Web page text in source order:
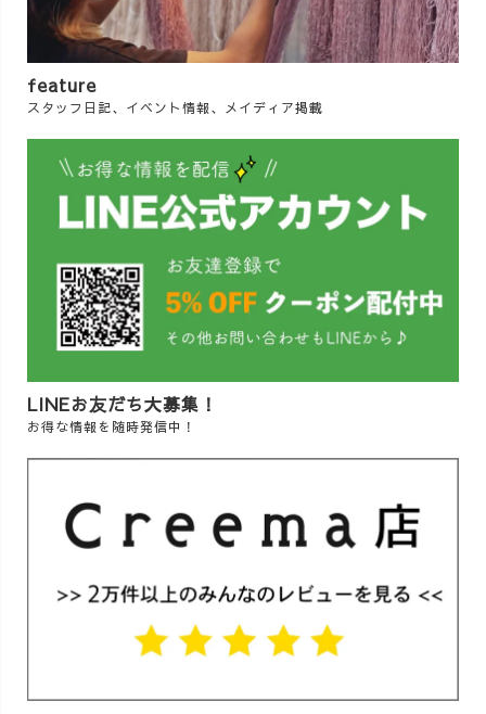
feature
スタッフ日記、イベント情報、メイディア掲載
LINEお友だち大募集！
お得な情報を随時発信中！